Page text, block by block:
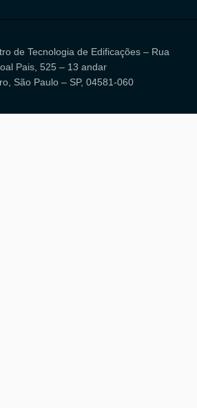
de Tecnologia de Edificações – Rua
Pais, 525 – 13 andar
São Paulo – SP, 04581-060